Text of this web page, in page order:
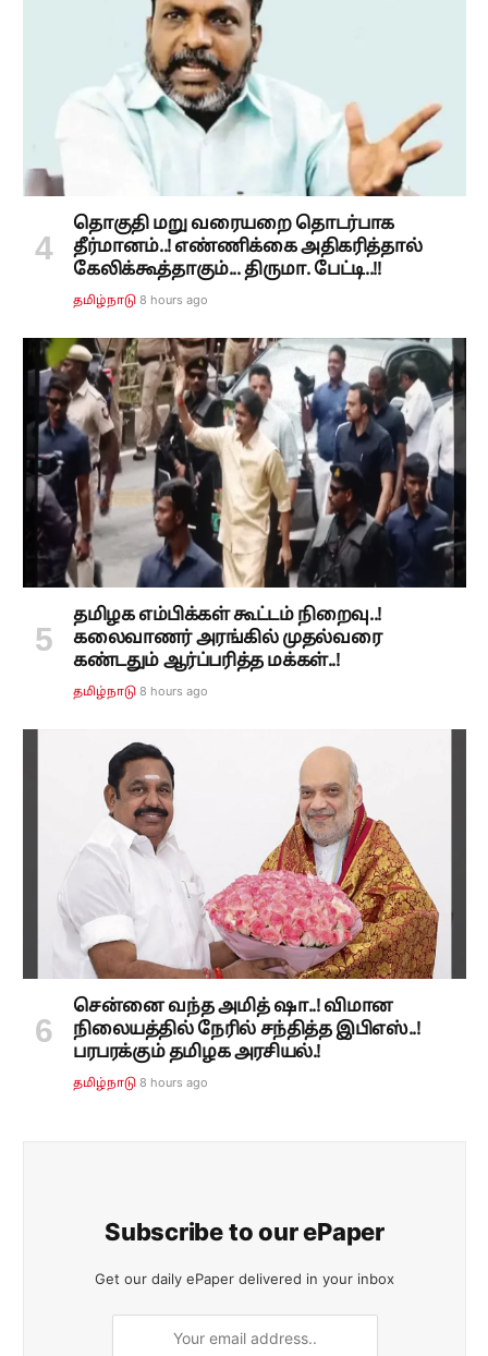
தொகுதி மறு வரையறை தொடர்பாக
தீர்மானம்..! எண்ணிக்கை அதிகரித்தால்
கேலிக்கூத்தாகும்... திருமா. பேட்டி..!!
தமிழ்நாடு 8 hours ago
தமிழக எம்பிக்கள் கூட்டம் நிறைவு..!
கலைவாணர் அரங்கில் முதல்வரை
கண்டதும் ஆர்ப்பரித்த மக்கள்..!
தமிழ்நாடு 8 hours ago
சென்னை வந்த அமித் ஷா..! விமான
நிலையத்தில் நேரில் சந்தித்த இபிஎஸ்..!
பரபரக்கும் தமிழக அரசியல்.!
தமிழ்நாடு 8 hours ago
Subscribe to our ePaper
Get our daily ePaper delivered in your inbox